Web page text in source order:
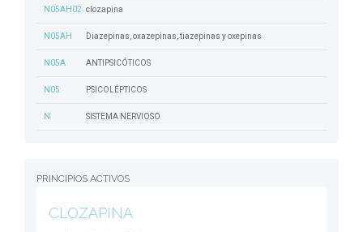
N05AH02 clozapina
N05AH Diazepinas, oxazepinas, tiazepinas y oxepinas
N05A ANTIPSICÓTICOS
N05 PSICOLÉPTICOS
N SISTEMA NERVIOSO
PRINCIPIOS ACTIVOS
CLOZAPINA